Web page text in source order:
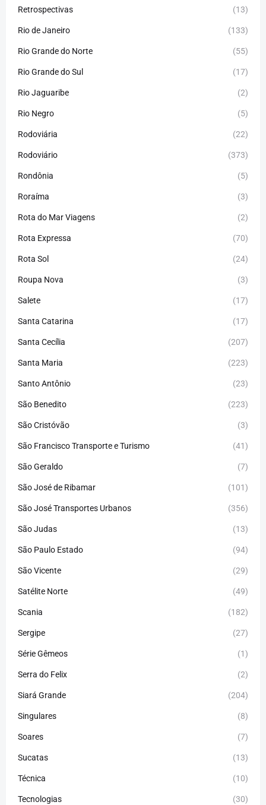
Retrospectivas (13)
Rio de Janeiro (133)
Rio Grande do Norte (55)
Rio Grande do Sul (17)
Rio Jaguaribe (2)
Rio Negro (5)
Rodoviária (22)
Rodoviário (373)
Rondônia (5)
Roraíma (3)
Rota do Mar Viagens (2)
Rota Expressa (70)
Rota Sol (24)
Roupa Nova (3)
Salete (17)
Santa Catarina (17)
Santa Cecília (207)
Santa Maria (223)
Santo Antônio (23)
São Benedito (223)
São Cristóvão (3)
São Francisco Transporte e Turismo (41)
São Geraldo (7)
São José de Ribamar (101)
São José Transportes Urbanos (356)
São Judas (13)
São Paulo Estado (94)
São Vicente (29)
Satélite Norte (49)
Scania (182)
Sergipe (27)
Série Gêmeos (1)
Serra do Felix (2)
Siará Grande (204)
Singulares (8)
Soares (7)
Sucatas (13)
Técnica (10)
Tecnologias (30)